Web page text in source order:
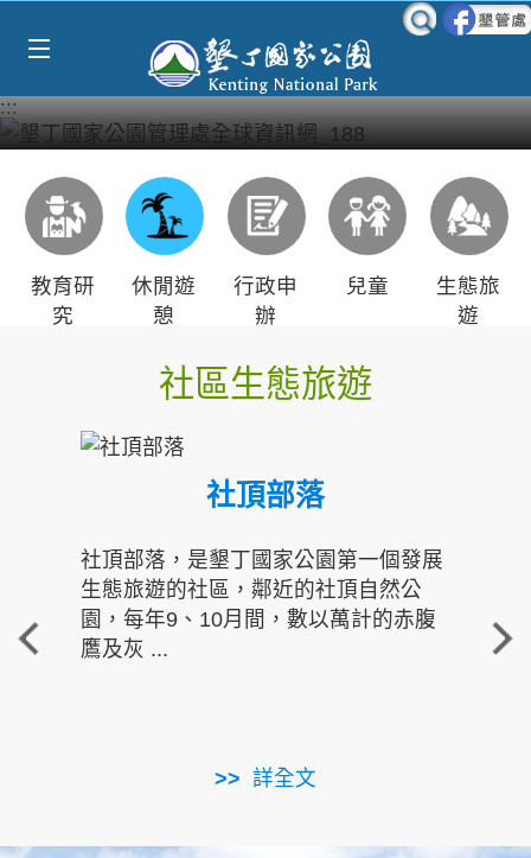
:::
教育研
究
休閒遊
憩
行政申
辦
兒童
生態旅
遊
社區生態旅遊
社頂部落
社頂部落，是墾丁國家公園第一個發展
生態旅遊的社區，鄰近的社頂自然公
園，每年9、10月間，數以萬計的赤腹
鷹及灰 ...
詳全文
重
走進